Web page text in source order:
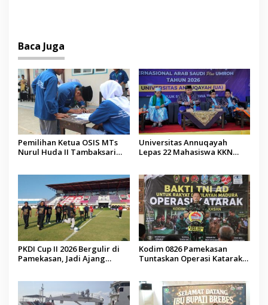
Baca Juga
Pemilihan Ketua OSIS MTs
Nurul Huda II Tambaksari
Universitas Annuqayah
Lepas 22 Mahasiswa KKN
PKDI Cup II 2026 Bergulir di
Pamekasan, Jadi Ajang
Kodim 0826 Pamekasan
Tuntaskan Operasi Katarak